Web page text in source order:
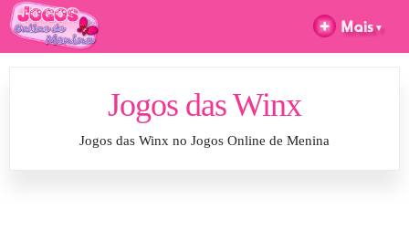
Jogos das Winx
Jogos das Winx no Jogos Online de Menina